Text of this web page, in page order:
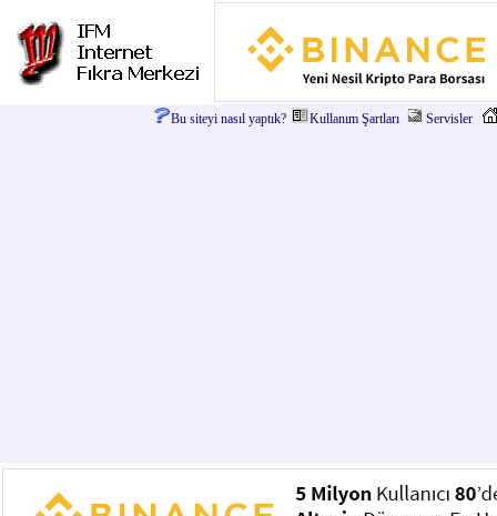
Bu siteyi nasıl yaptık? Kullanım Şartları Servisler